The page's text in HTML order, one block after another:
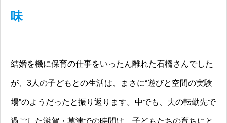
味
結婚を機に保育の仕事をいったん離れた石橋さんでした
が、3人の子どもとの生活は、まさに“遊びと空間の実験
場”のようだったと振り返ります。中でも、夫の転勤先で
過ごした滋賀・草津での時間は、子どもたちの育ちにと